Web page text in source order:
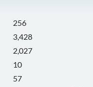
256
3,428
2,027
10
57